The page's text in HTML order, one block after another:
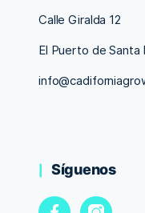
Calle Giralda 12
El Puerto de Santa
Síguenos